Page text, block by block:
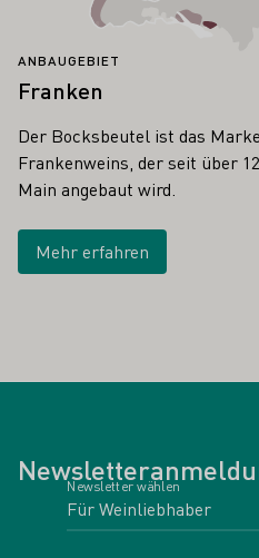
ANBAUGEBIET
Franken
Der Bocksbeutel ist das
Frankenweins, der seit über
Main angebaut wird.
Mehr erfahren
Newsletter wählen